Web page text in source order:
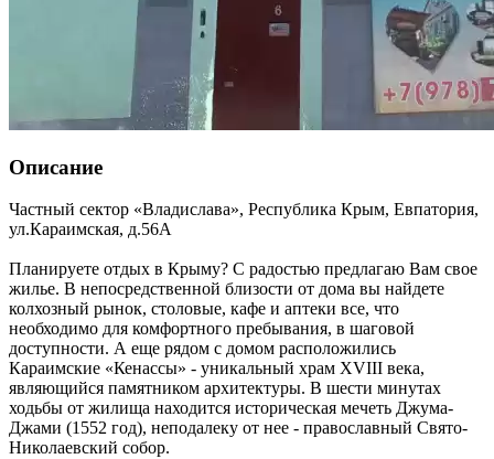
Описание
Частный сектор «Владислава», Республика Крым, Евпатория,
ул.Караимская, д.56А
Планируете отдых в Крыму? С радостью предлагаю Вам свое
жилье. В непосредственной близости от дома вы найдете
колхозный рынок, столовые, кафе и аптеки все, что
необходимо для комфортного пребывания, в шаговой
доступности. А еще рядом с домом расположились
Караимские «Кенассы» - уникальный храм XVIII века,
являющийся памятником архитектуры. В шести минутах
ходьбы от жилища находится историческая мечеть Джума-
Джами (1552 год), неподалеку от нее - православный Свято-
Николаевский собор.